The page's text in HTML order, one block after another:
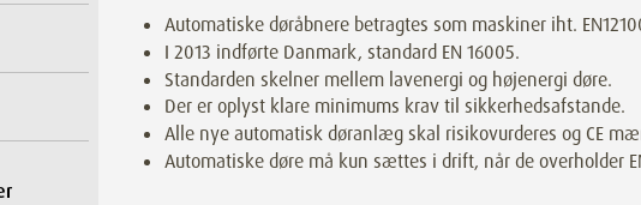
Automatiske døråbnere betragtes som maskiner iht.
I 2013 indførte Danmark, standard EN 16005.
Standarden skelner mellem lavenergi og højenergi døre.
Der er oplyst klare minimums krav til sikkerhedsafstande.
Alle nye automatisk døranlæg skal risikovurderes og CE
Automatiske døre må kun sættes i drift, når de overholder